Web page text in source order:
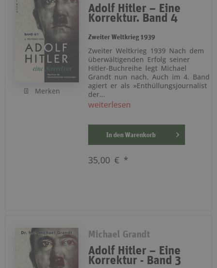
Merken
Adolf Hitler – Eine
Korrektur. Band 4
Zweiter Weltkrieg 1939
Zweiter Weltkrieg 1939 Nach dem
überwältigenden Erfolg seiner
Hitler-Buchreihe legt Michael
Grandt nun nach. Auch im 4. Band
agiert er als »Enthüllungsjournalist
der...
weiterlesen
In den Warenkorb
35,00 € *
Michael Grandt
Adolf Hitler – Eine
Korrektur - Band 3